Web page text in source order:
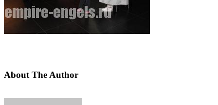
About The Author